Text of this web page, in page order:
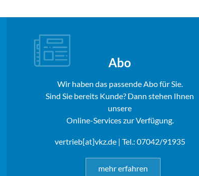
Abo
Wir haben das passende Abo für Sie.
Sind Sie bereits Kunde? Dann stehen Ihnen
unsere
Online-Services zur Verfügung.
vertrieb[at]vkz.de| Tel.: 07042/91935
mehr erfahren